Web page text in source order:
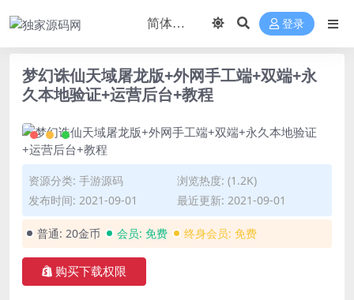
登录
梦幻诛仙天域屠龙版+外网手工端+双端+永
久本地验证+运营后台+教程
资源分类: 手游源码
浏览热度: (1.2K)
发布时间: 2021-09-01
最近更新: 2021-09-01
普通: 20金币 会员: 免费 终身会员: 免费
购买下载权限